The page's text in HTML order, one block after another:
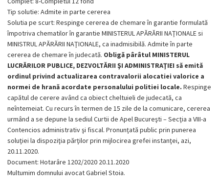
Tip solutie: Admite in parte cererea
Solutia pe scurt: Respinge cererea de chemare în garantie formulată
împotriva chematilor în garantie MINISTERUL APĂRĂRII NAŢIONALE si
MINISTRUL APĂRĂRII NAŢIONALE, ca inadmisibilă. Admite în parte
cererea de chemare în judecată. Obligă pârâtul MINISTERUL
LUCRĂRILOR PUBLICE, DEZVOLTĂRII ŞI ADMINISTRAŢIEI să emită
ordinul privind actualizarea contravalorii alocatiei valorice a
normei de hrană acordate personalului politiei locale. Respinge
capătul de cerere având ca obiect cheltuieli de judecată, ca
neîntemeiat. Cu recurs în termen de 15 zile de la comunicare, cererea
urmând a se depune la sediul Curtii de Apel Bucureşti – Secţia a VIII-a
Contencios administrativ şi fiscal. Pronunţată public prin punerea
soluţiei la dispoziţia părţilor prin mijlocirea grefei instanţei, azi,
20.11.2020.
Document: Hotarâre 1202/2020 20.11.2020
Multumim domnului avocat Gabriel Stoia.